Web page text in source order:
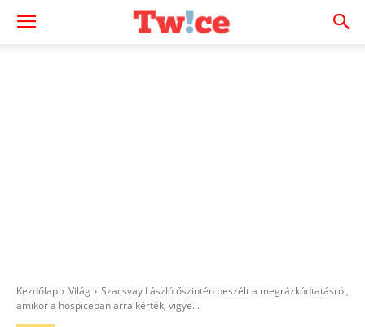
Kezdőlap Világ
Szacsvay László őszintén beszélt a megrázkódtatásról,
amikor a hospiceban arra kérték, vigye...